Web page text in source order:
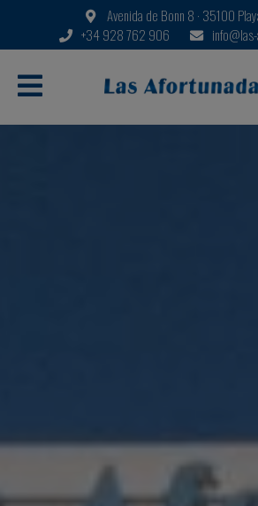
Avenida de Bonn 8 · 35100
+34 928 762 906